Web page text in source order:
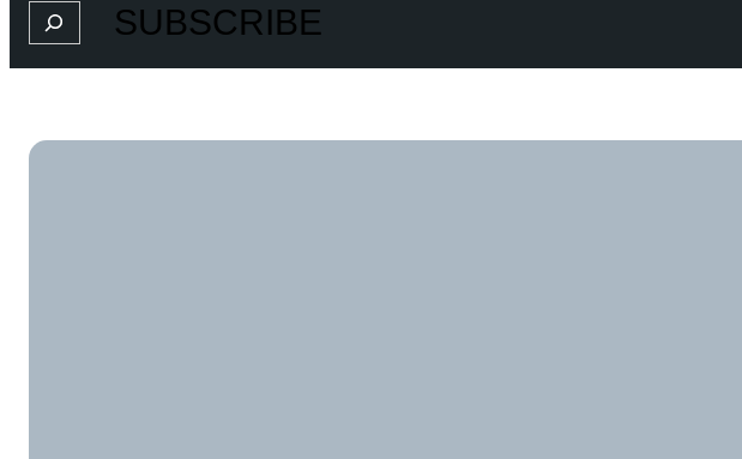
SearchSUBSCRIBE